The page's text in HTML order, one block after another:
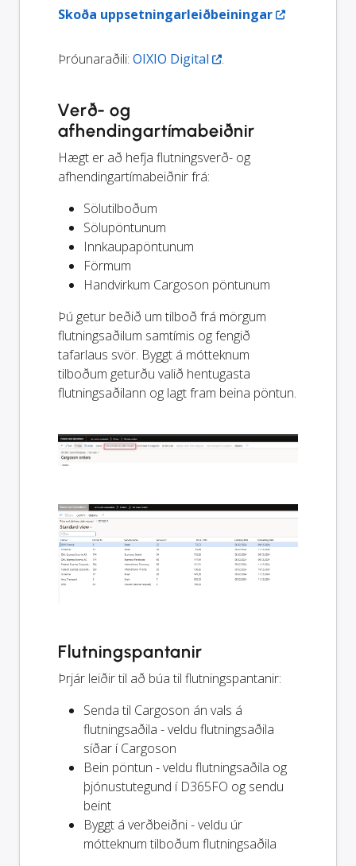
Skoða uppsetningarleiðbeiningar
Þróunaraðili: OIXIO Digital .
Verð- og
afhendingartímabeiðnir
Hægt er að hefja flutningsverð- og
afhendingartímabeiðnir frá:
Sölutilboðum
Sölupöntunum
Innkaupapöntunum
Förmum
Handvirkum Cargoson pöntunum
Þú getur beðið um tilboð frá mörgum
flutningsaðilum samtímis og fengið
tafarlaus svör. Byggt á mótteknum
tilboðum geturðu valið hentugasta
flutningsaðilann og lagt fram beina pöntun.
Flutningspantanir
Þrjár leiðir til að búa til flutningspantanir:
Senda til Cargoson án vals á
flutningsaðila - veldu flutningsaðila
síðar í Cargoson
Bein pöntun - veldu flutningsaðila og
þjónustutegund í D365FO og sendu
beint
Byggt á verðbeiðni - veldu úr
mótteknum tilboðum flutningsaðila